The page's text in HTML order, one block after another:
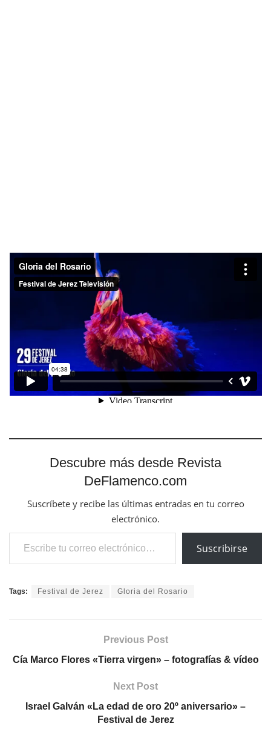
Descubre más desde Revista
DeFlamenco.com
Suscríbete y recibe las últimas entradas en tu correo
electrónico.
Escribe tu correo electrónico…
Suscribirse
Tags: Festival de Jerez Gloria del Rosario
Previous Post
Cía Marco Flores «Tierra virgen» – fotografías & vídeo
Next Post
Israel Galván «La edad de oro 20º aniversario» –
Festival de Jerez